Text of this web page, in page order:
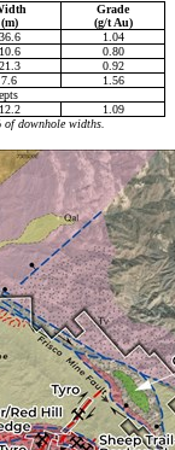
(m)
Grade
(g/t Au)
36.6
1.04
10.6
0.80
21.3
0.92
7.6
1.56
12.2
1.09
downhole widths.